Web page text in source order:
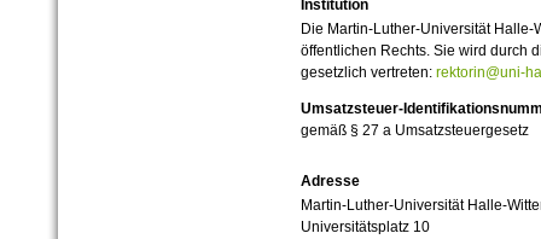
Institution
Die Martin-Luther-Universität
öffentlichen Rechts. Sie wird durch
gesetzlich vertreten: rektorin@uni-
Umsatzsteuer-
gemäß § 27 a Umsatzsteuergesetz
Adresse
Martin-Luther-Universität Halle-
Universitätsplatz 10